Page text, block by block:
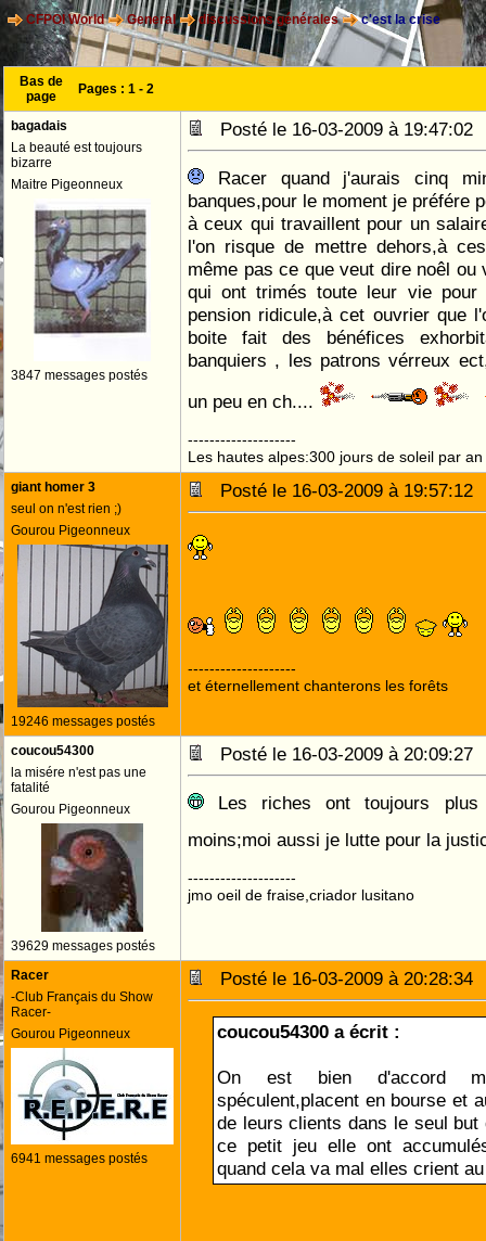
CFPOI World General discussions générales c'est la crise
Bas de
page
Pages : 1 - 2
bagadais
La beauté est toujours
bizarre
Maitre Pigeonneux
3847 messages postés
Posté le 16-03-2009 à
Racer quand j'aurais cinq
banques,pour le moment je préfére
à ceux qui travaillent pour un
l'on risque de mettre dehors,à
même pas ce que veut dire noêl
qui ont trimés toute leur vie pour
pension ridicule,à cet ouvrier que
boite fait des bénéfices
banquiers , les patrons vérreux
un peu en ch....
--------------------
Les hautes alpes:300 jours de soleil par an
giant homer 3
seul on n'est rien ;)
Gourou Pigeonneux
19246 messages postés
Posté le 16-03-2009 à
--------------------
et éternellement chanterons les forêts
coucou54300
la misére n'est pas une
fatalité
Gourou Pigeonneux
39629 messages postés
Posté le 16-03-2009 à
Les riches ont toujours
moins;moi aussi je lutte pour la
--------------------
jmo oeil de fraise,criador lusitano
Racer
-Club Français du Show
Racer-
Gourou Pigeonneux
6941 messages postés
Posté le 16-03-2009 à
coucou54300 a écrit :
On est bien d'accord
spéculent,placent en bourse et
de leurs clients dans le seul
ce petit jeu elle ont
quand cela va mal elles crient